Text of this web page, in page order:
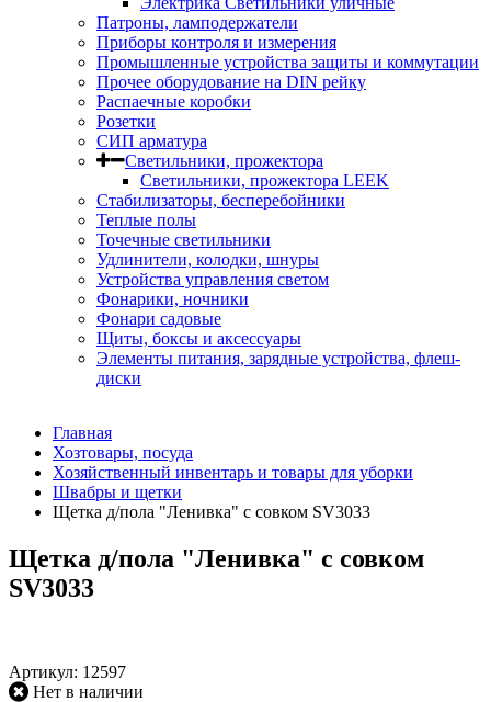
Патроны, ламподержатели
Приборы контроля и измерения
Промышленные устройства защиты и коммутации
Прочее оборудование на DIN рейку
Распаечные коробки
Розетки
СИП арматура
Светильники, прожектора
Светильники, прожектора LEEK
Стабилизаторы, бесперебойники
Теплые полы
Точечные светильники
Удлинители, колодки, шнуры
Устройства управления светом
Фонарики, ночники
Фонари садовые
Щиты, боксы и аксессуары
Элементы питания, зарядные устройства, флеш-
диски
Главная
Хозтовары, посуда
Хозяйственный инвентарь и товары для уборки
Швабры и щетки
Щетка д/пола "Ленивка" с совком SV3033
Щетка д/пола "Ленивка" с совком
SV3033
Артикул: 12597
Нет в наличии